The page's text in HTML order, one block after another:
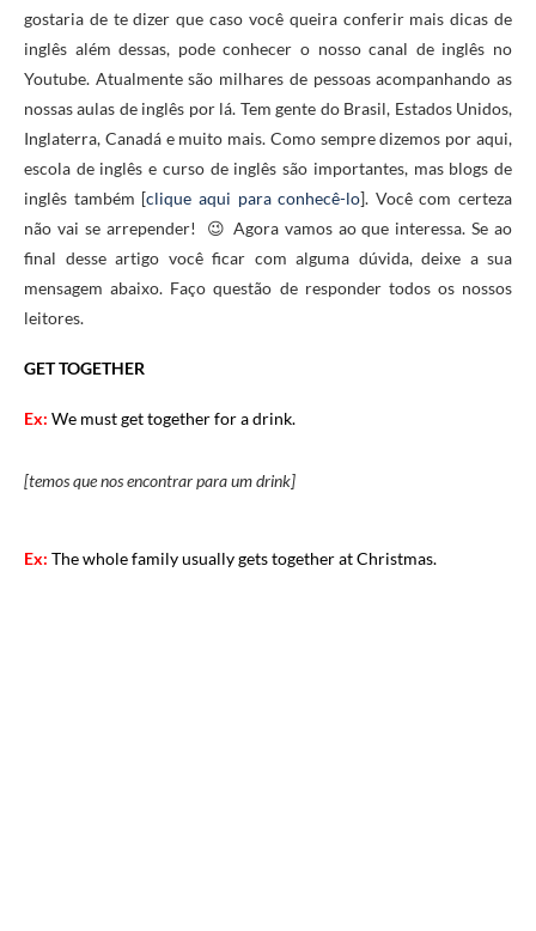
gostaria de te dizer que caso você queira conferir mais dicas de
inglês além dessas, pode conhecer o nosso canal de inglês no
Youtube. Atualmente são milhares de pessoas acompanhando as
nossas aulas de inglês por lá. Tem gente do Brasil, Estados Unidos,
Inglaterra, Canadá e muito mais. Como sempre dizemos por aqui,
escola de inglês e curso de inglês são importantes, mas blogs de
inglês também [clique aqui para conhecê-lo]. Você com certeza
não vai se arrepender! 😉 Agora vamos ao que interessa. Se ao
final desse artigo você ficar com alguma dúvida, deixe a sua
mensagem abaixo. Faço questão de responder todos os nossos
leitores.
GET TOGETHER
Ex: We must get together for a drink.
[temos que nos encontrar para um drink]
Ex: The whole family usually gets together at Christmas.